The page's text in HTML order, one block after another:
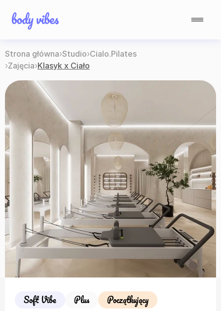
Strona główna›Studio›Cialo.Pilates
›Zajęcia›Klasyk x Ciało
Soft Vibe Plus Początkujący